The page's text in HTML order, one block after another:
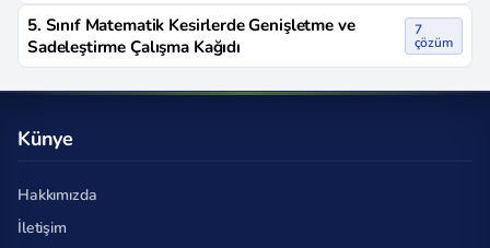
5. Sınıf Matematik Kesirlerde Genişletme ve
Sadeleştirme Çalışma Kağıdı
7
çözüm
Künye
Hakkımızda
İletişim